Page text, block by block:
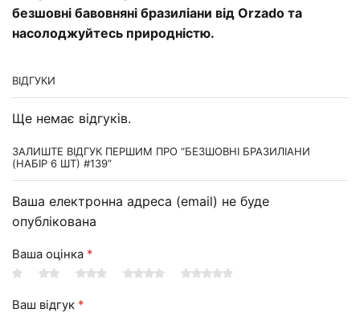
безшовні бавовняні бразиліани від Orzado та
насолоджуйтесь природністю.
ВІДГУКИ
Ще немає відгуків.
ЗАЛИШТЕ ВІДГУК ПЕРШИМ ПРО “БЕЗШОВНІ БРАЗИЛІАНИ
(НАБІР 6 ШТ) #139”
Ваша електронна адреса (email) не буде
опублікована
Ваша оцінка *
Ваш відгук *